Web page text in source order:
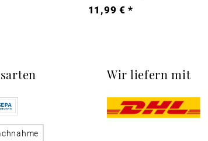
11,99 € *
Wir liefern mit